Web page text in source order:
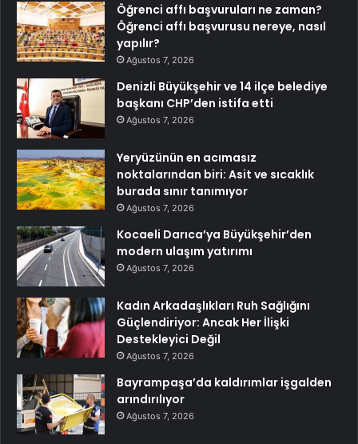
Öğrenci affı başvuruları ne zaman?
Öğrenci affı başvurusu nereye, nasıl
yapılır?
Ağustos 7, 2026
Denizli Büyükşehir ve 14 ilçe belediye
başkanı CHP’den istifa etti
Ağustos 7, 2026
Yeryüzünün en acımasız
noktalarından biri: Asit ve sıcaklık
burada sınır tanımıyor
Ağustos 7, 2026
Kocaeli Darıca’ya Büyükşehir’den
modern ulaşım yatırımı
Ağustos 7, 2026
Kadın Arkadaşlıkları Ruh Sağlığını
Güçlendiriyor: Ancak Her İlişki
Destekleyici Değil
Ağustos 7, 2026
Bayrampaşa’da kaldırımlar işgalden
arındırılıyor
Ağustos 7, 2026